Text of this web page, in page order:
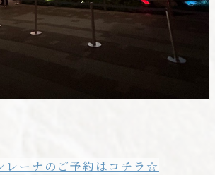
レーナのご予約はコチラ☆